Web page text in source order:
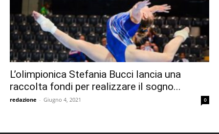
L’olimpionica Stefania Bucci lancia una
raccolta fondi per realizzare il sogno...
redazione - Giugno 4, 2021 0